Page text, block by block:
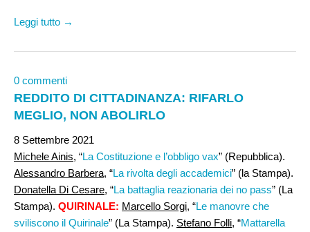
Leggi tutto →
0 commenti
REDDITO DI CITTADINANZA: RIFARLO
MEGLIO, NON ABOLIRLO
8 Settembre 2021
Michele Ainis, “La Costituzione e l’obbligo vax” (Repubblica).
Alessandro Barbera, “La rivolta degli accademici” (la Stampa).
Donatella Di Cesare, “La battaglia reazionaria dei no pass” (La
Stampa). QUIRINALE: Marcello Sorgi, “Le manovre che
sviliscono il Quirinale” (La Stampa). Stefano Folli, “Mattarella